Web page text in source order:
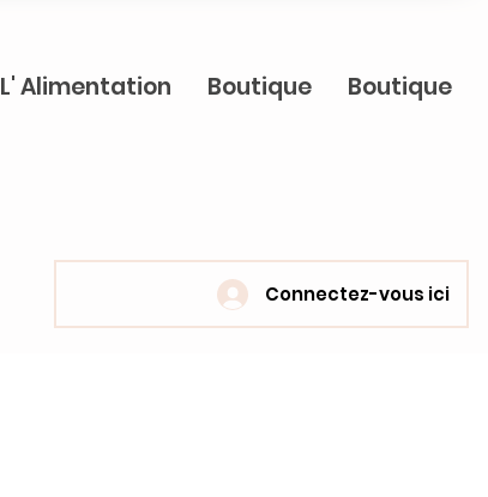
L' Alimentation Boutique Boutique
Connectez-vous ici